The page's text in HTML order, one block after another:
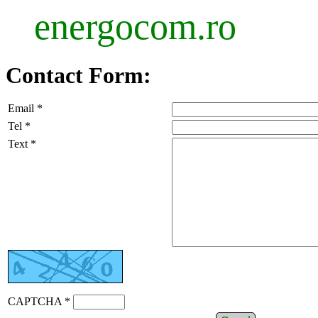
energocom.ro
Contact Form:
Email *
Tel *
Text *
CAPTCHA *